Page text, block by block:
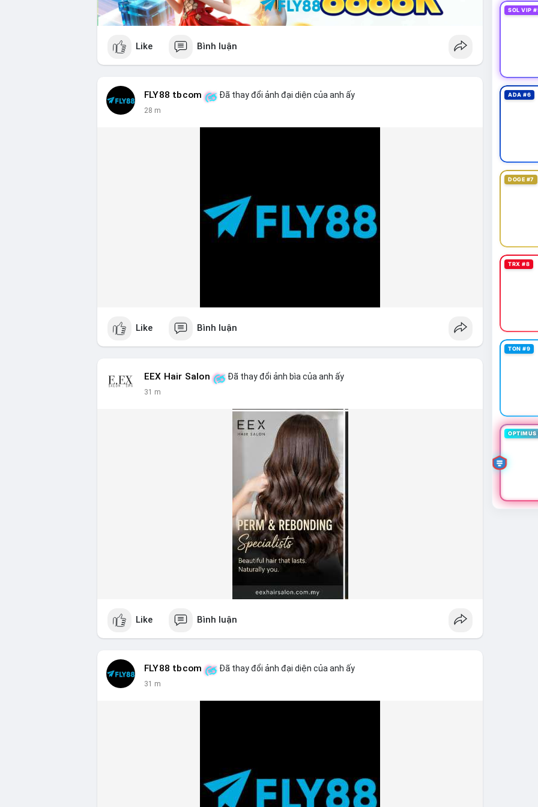
Like Bình luận
FLY88 tbcom Đã thay đổi ảnh đại diện của anh ấy
28 m
Like Bình luận
EEX Hair Salon Đã thay đổi ảnh bìa của anh ấy
31 m
Like Bình luận
FLY88 tbcom Đã thay đổi ảnh đại diện của anh ấy
31 m
SOL VIP
ADA #6
DOGE #7
TRX #8
TON #9
OPTIMUS